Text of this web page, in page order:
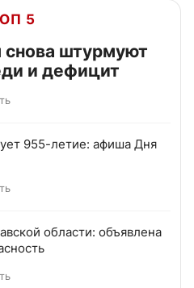
5
штурмуют
и дефицит
955-летие: афиша Дня
области: объявлена